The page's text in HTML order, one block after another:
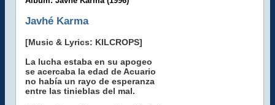
Javhé Karma
[Music & Lyrics: KILCROPS]
La lucha estaba en su apogeo
se acercaba la edad de Acuario
no había un rayo de esperanza
entre las tinieblas del mal.